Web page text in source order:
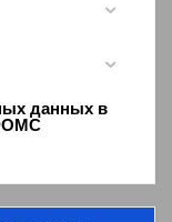
данных в